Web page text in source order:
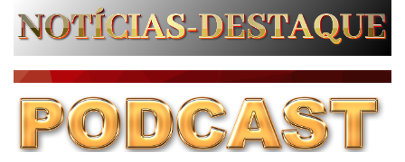
PODCAST - PONTO DE VISTA
BRASIL DE FATO - ÚLTIMAS NOTÍCIAS
ÚLTIMAS NOTÍCIAS
NOTÍCIAS TAMBÉM NA TELA